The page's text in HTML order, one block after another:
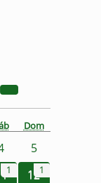
Dom
5
1 121